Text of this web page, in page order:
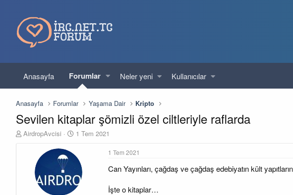
Anasayfa Forumlar Neler yeni Kullanıcılar
Anasayfa Forumlar Yaşama Dair Kripto
Sevilen kitaplar şömizli özel ciltleriyle raflarda
K
AirdropAvcisi
B
l
n
g
1 Tem 2021
1 Tem 2021
Can Yayınları, çağdaş ve çağdaş edebiyatın kült
İşte o kitaplar…